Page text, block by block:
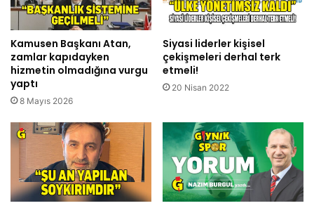
Kamusen Başkanı Atan,
zamlar kapıdayken
hizmetin olmadığına vurgu
yaptı
8 Mayıs 2026
Siyasi liderler kişisel
çekişmeleri derhal terk
etmeli!
20 Nisan 2022